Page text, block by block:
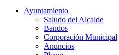
Ayuntamiento
Saludo del Alcalde
Bandos
Corporación Municipal
Anuncios